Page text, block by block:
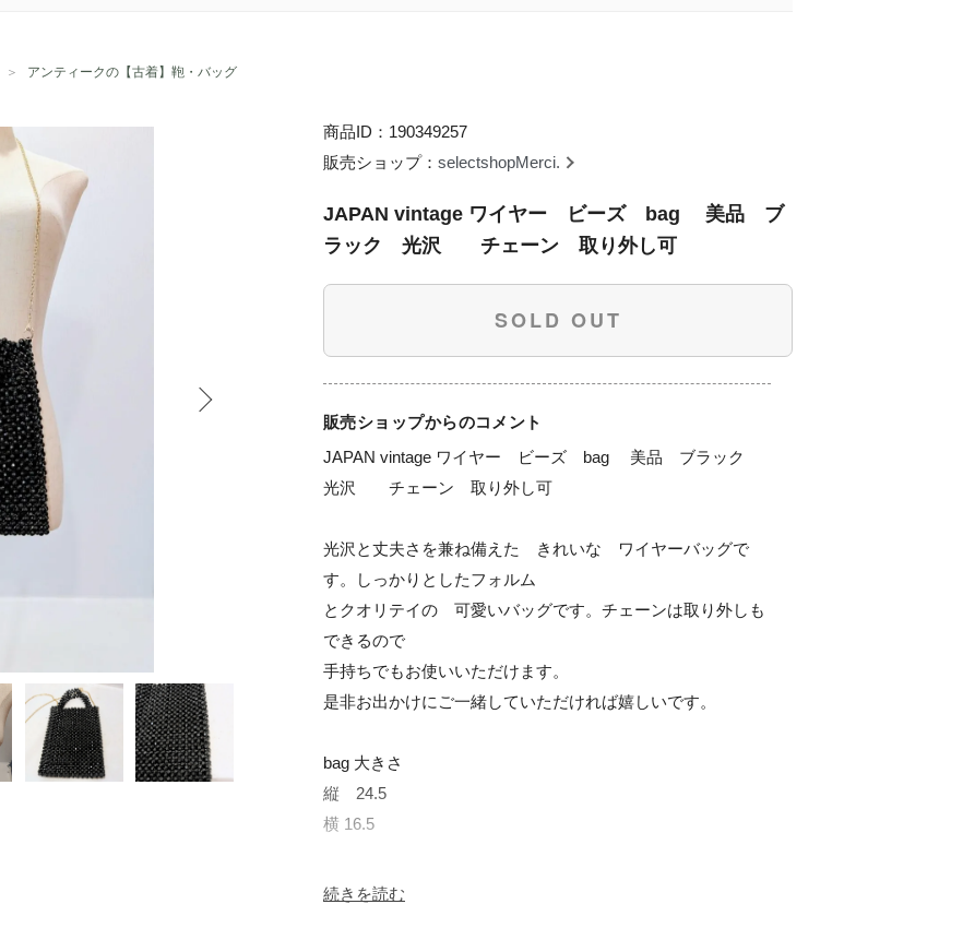
＞ アンティークの【古着】鞄・バッグ
商品ID：190349257
販売ショップ： selectshopMerci.
JAPAN vintage ワイヤー ビーズ bag 美品 ブ
ラック 光沢 チェーン 取り外し可
SOLD OUT
販売ショップからのコメント
JAPAN vintage ワイヤー　ビーズ　bag 　美品　ブラック
光沢　　チェーン　取り外し可
光沢と丈夫さを兼ね備えた　きれいな　ワイヤーバッグで
す。しっかりとしたフォルム
とクオリテイの　可愛いバッグです。チェーンは取り外しも
できるので
手持ちでもお使いいただけます。
是非お出かけにご一緒していただければ嬉しいです。
bag 大きさ
縦　24.5
横 16.5
チェーン　全長97cm
続きを読む